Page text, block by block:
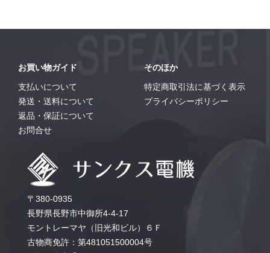
お買い物ガイド
支払いについて
発送・送料について
返品・保証について
お問合せ
そのほか
特定商取引法に基づく表示
プライバシーポリシー
〒380-0935
長野県長野市中御所4-4-17
モントレーマヤ（旧光和ビル）６Ｆ
古物商免許：第481051500004号